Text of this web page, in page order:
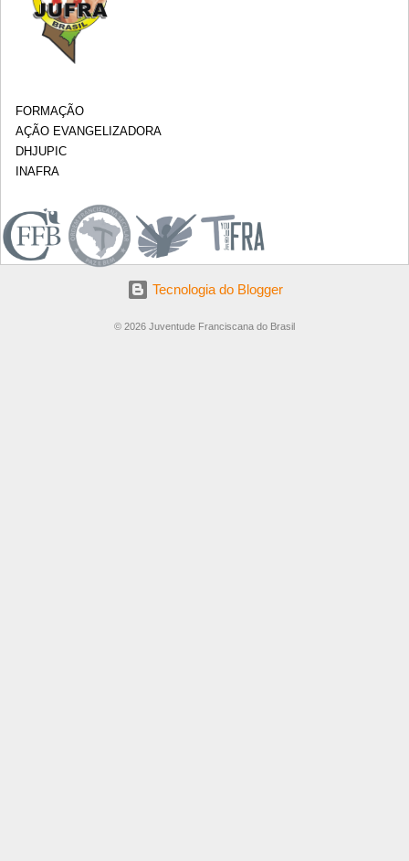
FORMAÇÃO
AÇÃO EVANGELIZADORA
DHJUPIC
INAFRA
Tecnologia do Blogger
© 2026 Juventude Franciscana do Brasil